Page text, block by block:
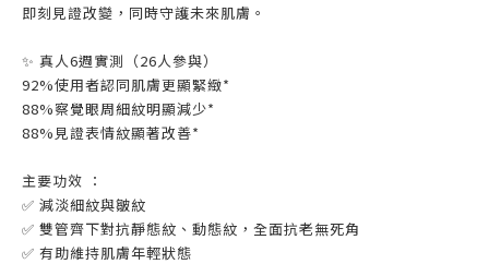
即刻見證改變，同時守護未來肌膚。
✨ 真人6週實測（26人參與）
92%使用者認同肌膚更顯緊緻*
88%察覺眼周細紋明顯減少*
88%見證表情紋顯著改善*
主要功效 ：
✅ 減淡細紋與皺紋
✅ 雙管齊下對抗靜態紋、動態紋，全面抗老無死角
✅ 有助維持肌膚年輕狀態